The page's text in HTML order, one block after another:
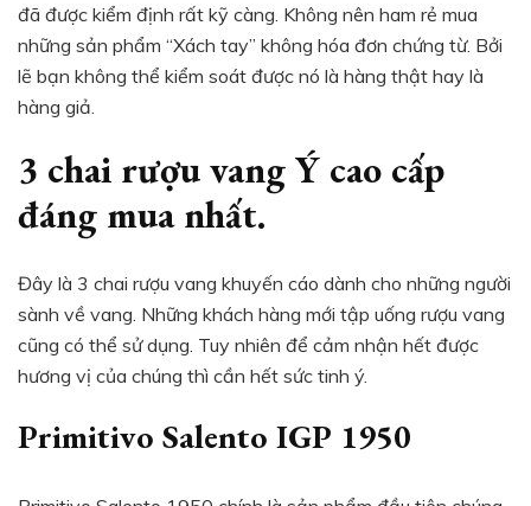
đã được kiểm định rất kỹ càng. Không nên ham rẻ mua
những sản phẩm “Xách tay” không hóa đơn chứng từ. Bởi
lẽ bạn không thể kiểm soát được nó là hàng thật hay là
hàng giả.
3 chai rượu vang Ý cao cấp
đáng mua nhất.
Đây là 3 chai rượu vang khuyến cáo dành cho những người
sành về vang. Những khách hàng mới tập uống rượu vang
cũng có thể sử dụng. Tuy nhiên để cảm nhận hết được
hương vị của chúng thì cần hết sức tinh ý.
Primitivo Salento IGP 1950